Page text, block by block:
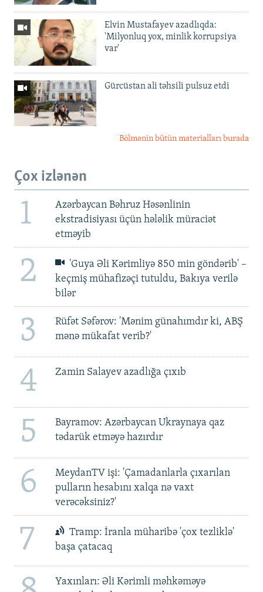
Elvin Mustafayev azadlıqda:
'Milyonluq yox, minlik korrupsiya
var'
Gürcüstan ali təhsili pulsuz etdi
Bölmənin bütün materialları burada
Çox izlənən
1
Azərbaycan Bəhruz Həsənlinin
ekstradisiyası üçün hələlik müraciət
etməyib
2
'Guya Əli Kərimliyə 850 min göndərib' –
keçmiş mühafizəçi tutuldu, Bakıya verilə
bilər
3
Rüfət Səfərov: 'Mənim günahımdır ki, ABŞ
mənə mükafat verib?'
4 Zamin Salayev azadlığa çıxıb
5
Bayramov: Azərbaycan Ukraynaya qaz
tədarük etməyə hazırdır
6
MeydanTV işi: 'Çamadanlarla çıxarılan
pulların hesabını xalqa nə vaxt
verəcəksiniz?'
7
Tramp: İranla müharibə 'çox tezliklə'
başa çatacaq
Yaxınları: Əli Kərimli məhkəməyə